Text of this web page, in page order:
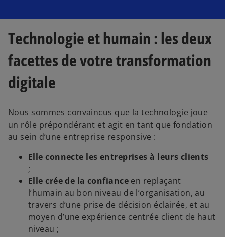
Technologie et humain : les deux
facettes de votre transformation
digitale
Nous sommes convaincus que la technologie joue
un rôle prépondérant et agit en tant que fondation
au sein d’une entreprise responsive :
Elle connecte les entreprises à leurs clients
;
Elle crée de la confiance en replaçant
l’humain au bon niveau de l’organisation, au
travers d’une prise de décision éclairée, et au
moyen d’une expérience centrée client de haut
niveau ;